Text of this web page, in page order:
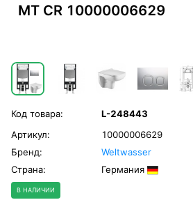
MT CR 10000006629
Код товара:
L-248443
Артикул:
10000006629
Бренд:
Weltwasser
Страна:
Германия
В НАЛИЧИИ